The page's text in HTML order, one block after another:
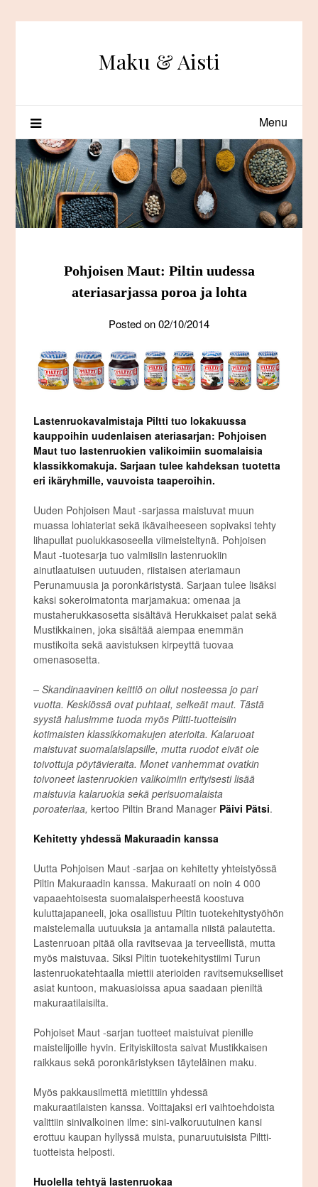
Maku & Aisti
Menu
Pohjoisen Maut: Piltin uudessa
ateriasarjassa poroa ja lohta
Posted on02/10/2014
Lastenruokavalmistaja Piltti tuo lokakuussa
kauppoihin uudenlaisen ateriasarjan: Pohjoisen
Maut tuo lastenruokien valikoimiin suomalaisia
klassikkomakuja. Sarjaan tulee kahdeksan tuotetta
eri ikäryhmille, vauvoista taaperoihin.
Uuden Pohjoisen Maut -sarjassa maistuvat muun
muassa lohiateriat sekä ikävaiheeseen sopivaksi tehty
lihapullat puolukkasoseella viimeisteltynä. Pohjoisen
Maut -tuotesarja tuo valmiisiin lastenruokiin
ainutlaatuisen uutuuden, riistaisen ateriamaun
Perunamuusia ja poronkäristystä. Sarjaan tulee lisäksi
kaksi sokeroimatonta marjamakua: omenaa ja
mustaherukkasosetta sisältävä Herukkaiset palat sekä
Mustikkainen, joka sisältää aiempaa enemmän
mustikoita sekä aavistuksen kirpeyttä tuovaa
omenasosetta.
– Skandinaavinen keittiö on ollut nosteessa jo pari
vuotta. Keskiössä ovat puhtaat, selkeät maut. Tästä
syystä halusimme tuoda myös Piltti-tuotteisiin
kotimaisten klassikkomakujen aterioita. Kalaruoat
maistuvat suomalaislapsille, mutta ruodot eivät ole
toivottuja pöytävieraita. Monet vanhemmat ovatkin
toivoneet lastenruokien valikoimiin erityisesti lisää
maistuvia kalaruokia sekä perisuomalaista
poroateriaa, kertoo Piltin Brand Manager Päivi Pätsi.
Kehitetty yhdessä Makuraadin kanssa
Uutta Pohjoisen Maut -sarjaa on kehitetty yhteistyössä
Piltin Makuraadin kanssa. Makuraati on noin 4 000
vapaaehtoisesta suomalaisperheestä koostuva
kuluttajapaneeli, joka osallistuu Piltin tuotekehitystyöhön
maistelemalla uutuuksia ja antamalla niistä palautetta.
Lastenruoan pitää olla ravitsevaa ja terveellistä, mutta
myös maistuvaa. Siksi Piltin tuotekehitystiimi Turun
lastenruokatehtaalla miettii aterioiden ravitsemukselliset
asiat kuntoon, makuasioissa apua saadaan pieniltä
makuraatilaisilta.
Pohjoiset Maut -sarjan tuotteet maistuivat pienille
maistelijoille hyvin. Erityiskiitosta saivat Mustikkaisen
raikkaus sekä poronkäristyksen täyteläinen maku.
Myös pakkausilmettä mietittiin yhdessä
makuraatilaisten kanssa. Voittajaksi eri vaihtoehdoista
valittiin sinivalkoinen ilme: sini-valkoruutuinen kansi
erottuu kaupan hyllyssä muista, punaruutuisista Piltti-
tuotteista helposti.
Huolella tehtyä lastenruokaa